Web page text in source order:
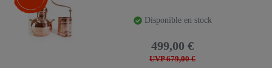
Disponible en stock
UVP 679,00 €
499,00 €